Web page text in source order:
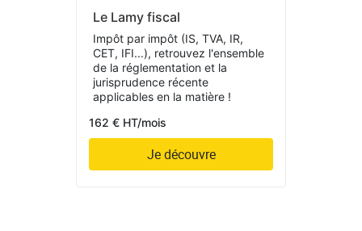
Le Lamy fiscal
Impôt par impôt (IS, TVA, IR,
CET, IFI...), retrouvez l'ensemble
de la réglementation et la
jurisprudence récente
applicables en la matière !
162 € HT/mois
Je découvre